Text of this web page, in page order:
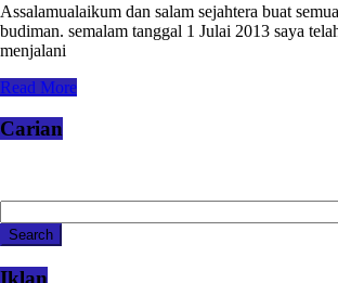
Assalamualaikum dan salam sejahtera buat
budiman. semalam tanggal 1 Julai 2013 saya
menjalani
Read More
Carian
Iklan